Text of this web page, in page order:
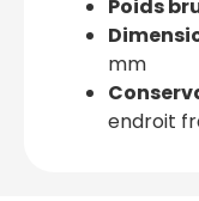
Poids
mm
endroit